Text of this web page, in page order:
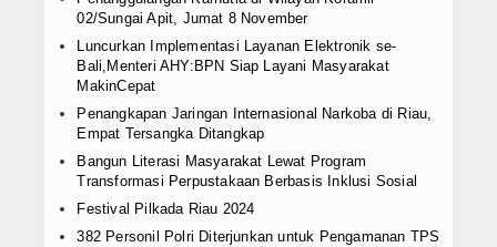
02/Sungai Apit, Jumat 8 November
Luncurkan Implementasi Layanan Elektronik se-
Bali,Menteri AHY:BPN Siap Layani Masyarakat
MakinCepat
Penangkapan Jaringan Internasional Narkoba di Riau,
Empat Tersangka Ditangkap
Bangun Literasi Masyarakat Lewat Program
Transformasi Perpustakaan Berbasis Inklusi Sosial
Festival Pilkada Riau 2024
382 Personil Polri Diterjunkan untuk Pengamanan TPS